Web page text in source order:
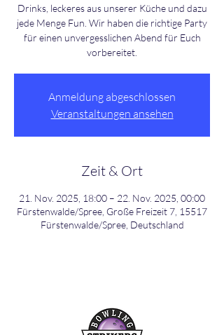
Drinks, leckeres aus unserer Küche und dazu
jede Menge Fun. Wir haben die richtige Party
für einen unvergesslichen Abend für Euch
Anmeldung abgeschlossen
Veranstaltungen ansehen
Zeit & Ort
21. Nov. 2025, 18:00 – 22. Nov. 2025, 00:00
Fürstenwalde/Spree, Große Freizeit 7, 15517
Fürstenwalde/Spree, Deutschland